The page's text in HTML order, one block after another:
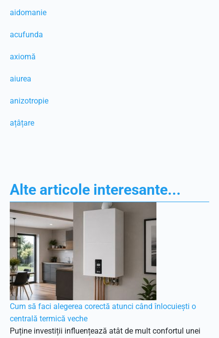
aidomanie
acufunda
axiomă
aiurea
anizotropie
ațâțare
Alte articole interesante...
Cum să faci alegerea corectă atunci când înlocuiești o
centrală termică veche
Puține investiții influențează atât de mult confortul unei